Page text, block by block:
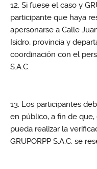
Si fuese el caso y
participante que haya
apersonarse a Calle
Isidro, provincia y
coordinación con el
S.A.C.
Los participantes
en público, a fin de que,
pueda realizar la
GRUPORPP S.A.C. se